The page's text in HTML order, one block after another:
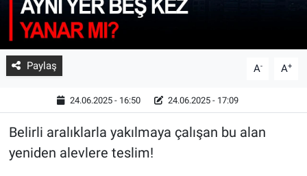
Paylaş A- A+
24.06.2025 - 16:50 24.06.2025 - 17:09
Belirli aralıklarla yakılmaya çalışan bu alan
yeniden alevlere teslim!